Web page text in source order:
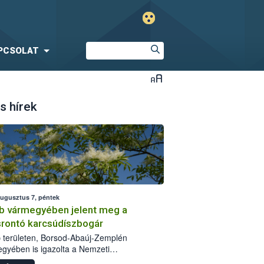
hírek
7, péntek
vármegyében jelent meg a
karcsúdíszbogár
területen, Borsod-Abaúj-Zemplén
is igazolta a Nemzeti
biztonsági Hivatal (Nébih) a